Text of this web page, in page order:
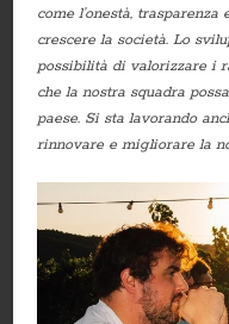
come l’onestà,
crescere la società. Lo
possibilità di valorizzare i
che la nostra squadra
paese. Si sta lavorando
rinnovare e migliorare la